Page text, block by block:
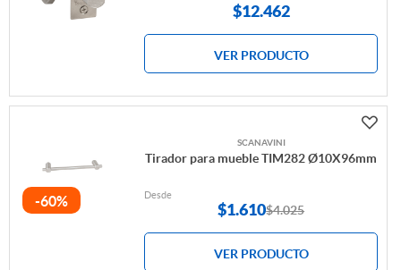
$12.462
VER PRODUCTO
-60%
SCANAVINI
Tirador para mueble TIM282 Ø10X96mm
Desde
$1.610$4.025
VER PRODUCTO